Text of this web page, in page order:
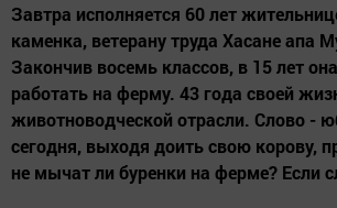
Завтра исполняется 60 лет
каменка, ветерану труда Хасане апа
Закончив восемь классов, в 15 лет
работать на ферму. 43 года своей
животноводческой отрасли. Слово -
сегодня, выходя доить свою корову,
не мычат ли буренки на ферме? Если